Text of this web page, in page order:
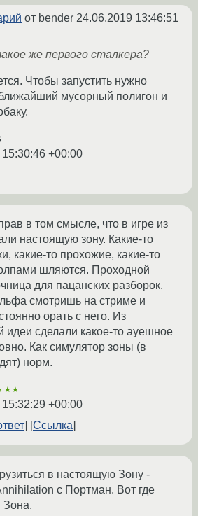
от bender 24.06.2019 13:46:51
же первого сталкера?
Чтобы запустить нужно
мусорный полигон и
+00:00
в том смысле, что в игре из
настоящую зону. Какие-то
какие-то прохожие, какие-то
шляются. Проходной
для пацанских разборок.
смотришь на стриме и
орать с него. Из
идеи сделали какое-то ауешное
Как симулятор зоны (в
норм.
+00:00
Ссылка
в настоящую Зону -
с Портман. Вот где
Зона.